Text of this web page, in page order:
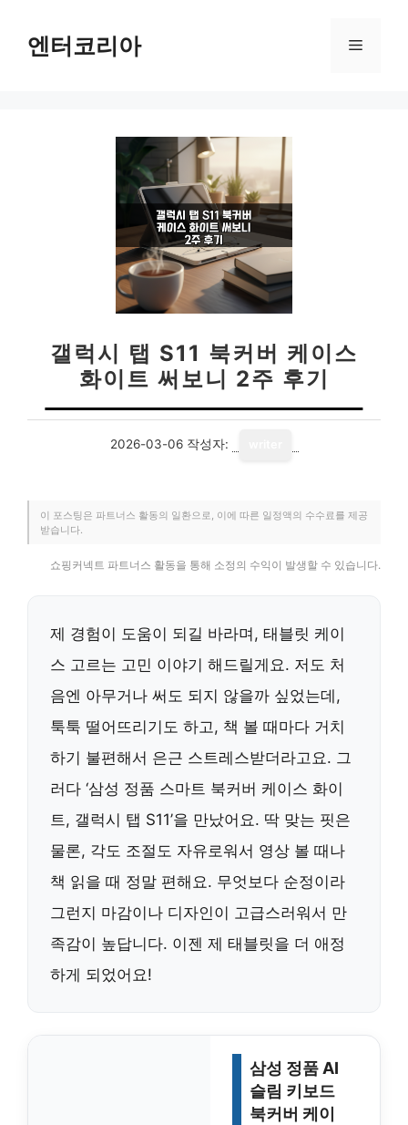
엔터코리아 메
갤럭시 탭 S11 북커버 케이스
화이트 써보니 2주 후기
2026-03-06 작성자:
이 포스팅은 파트너스 활동의 일환으로, 이에 따른 일정액의 수수료를 제공
받습니다.
쇼핑커넥트 파트너스 활동을 통해 소정의 수익이 발생할 수 있습니다.
제 경험이 도움이 되길 바라며, 태블릿 케이
스 고르는 고민 이야기 해드릴게요. 저도 처
음엔 아무거나 써도 되지 않을까 싶었는데,
툭툭 떨어뜨리기도 하고, 책 볼 때마다 거치
하기 불편해서 은근 스트레스받더라고요. 그
러다 ‘삼성 정품 스마트 북커버 케이스 화이
트, 갤럭시 탭 S11’을 만났어요. 딱 맞는 핏은
물론, 각도 조절도 자유로워서 영상 볼 때나
책 읽을 때 정말 편해요. 무엇보다 순정이라
그런지 마감이나 디자인이 고급스러워서 만
족감이 높답니다. 이젠 제 태블릿을 더 애정
하게 되었어요!
삼성 정품 AI
슬림 키보드
북커버 케이